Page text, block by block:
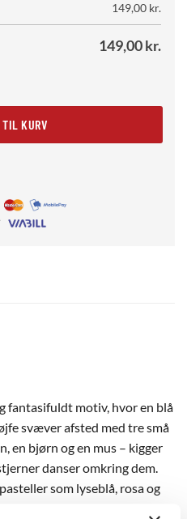
149,00 kr.
149,00kr.
KURV
fantasifuldt motiv, hvor en blå
svæver afsted med tre små
en bjørn og en mus – kigger
danser omkring dem.
som lyseblå, rosa og